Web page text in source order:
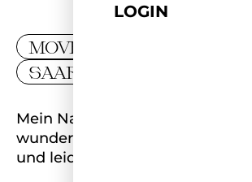
LOGIN
MOVER
SAARLAND
Mein Name ist Tanja, ich
wunderschönen Saarland, bin
und leidenschaftliche